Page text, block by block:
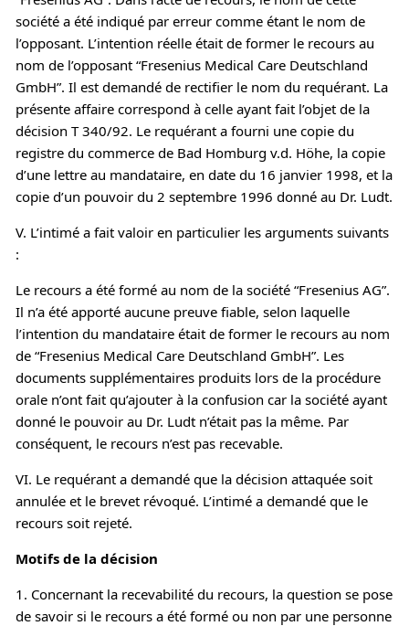
société a été indiqué par erreur comme étant le nom de
l’opposant. L’intention réelle était de former le recours au
nom de l’opposant “Fresenius Medical Care Deutschland
GmbH”. Il est demandé de rectifier le nom du requérant. La
présente affaire correspond à celle ayant fait l’objet de la
décision T 340/92. Le requérant a fourni une copie du
registre du commerce de Bad Homburg v.d. Höhe, la copie
d’une lettre au mandataire, en date du 16 janvier 1998, et la
copie d’un pouvoir du 2 septembre 1996 donné au Dr. Ludt.
V. L’intimé a fait valoir en particulier les arguments suivants
:
Le recours a été formé au nom de la société “Fresenius AG”.
Il n’a été apporté aucune preuve fiable, selon laquelle
l’intention du mandataire était de former le recours au nom
de “Fresenius Medical Care Deutschland GmbH”. Les
documents supplémentaires produits lors de la procédure
orale n’ont fait qu’ajouter à la confusion car la société ayant
donné le pouvoir au Dr. Ludt n’était pas la même. Par
conséquent, le recours n’est pas recevable.
VI. Le requérant a demandé que la décision attaquée soit
annulée et le brevet révoqué. L’intimé a demandé que le
recours soit rejeté.
Motifs de la décision
1. Concernant la recevabilité du recours, la question se pose
de savoir si le recours a été formé ou non par une personne